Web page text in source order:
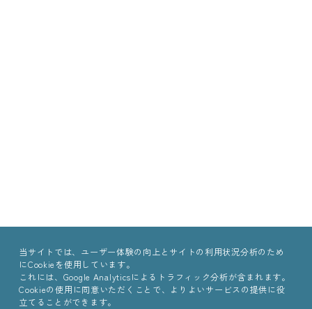
当サイトでは、ユーザー体験の向上とサイトの利用状況分析のため
にCookieを使用しています。
これには、Google Analyticsによるトラフィック分析が含まれます。
Cookieの使用に同意いただくことで、よりよいサービスの提供に役
立てることができます。